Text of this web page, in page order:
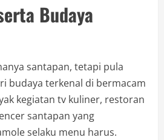
Budaya
santapan, tetapi pula
budaya terkenal di bermacam
kegiatan tv kuliner, restoran
santapan yang
selaku menu harus.